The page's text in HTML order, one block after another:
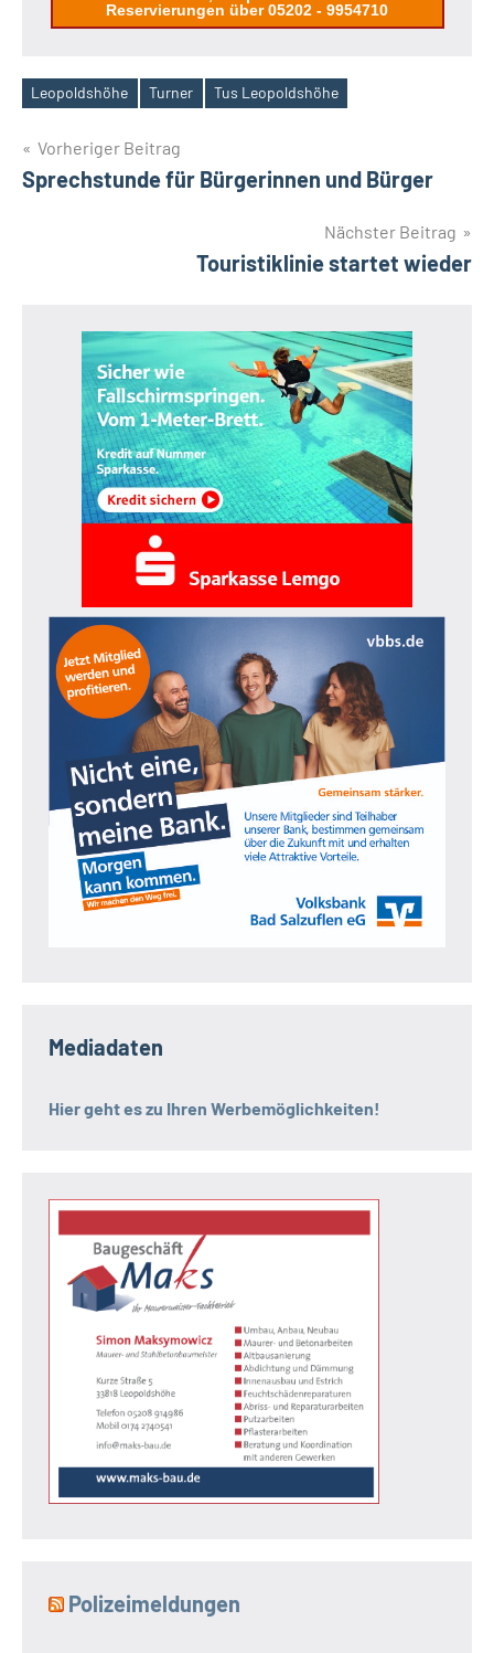
Reservierungen über 05202 - 9954710
Schlagwörter
Leopoldshöhe Turner Tus Leopoldshöhe
Beitragsnavigation
Vorheriger Beitrag
Sprechstunde für Bürgerinnen und Bürger
Nächster Beitrag
Touristiklinie startet wieder
Mediadaten
Hier geht es zu Ihren Werbemöglichkeiten!
Polizeimeldungen